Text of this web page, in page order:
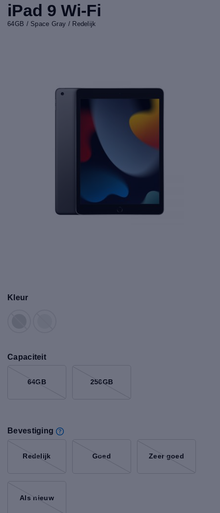
iPad 9 Wi-Fi
64GB / Space Gray / Redelijk
Kleur
Capaciteit
64GB 256GB
Bevestiging
Redelijk Goed Zeer goed
Als nieuw